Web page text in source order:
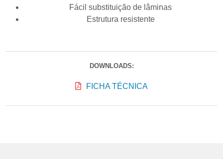
Fácil substituição de lâminas
Estrutura resistente
DOWNLOADS:
FICHA TÉCNICA